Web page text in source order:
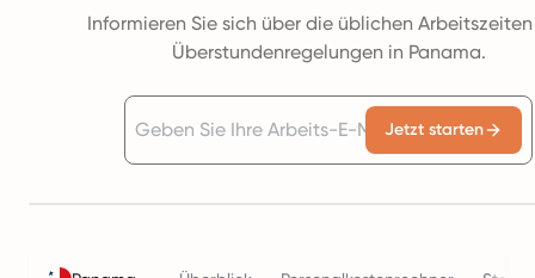
Informieren Sie sich über die üblichen
Überstundenregelungen in Panama.
Jetzt starten